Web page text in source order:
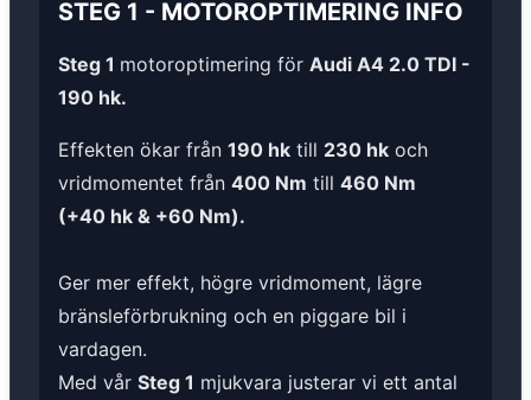
STEG 1 - MOTOROPTIMERING INFO
Steg 1 motoroptimering för Audi A4 2.0 TDI -
190 hk.
Effekten ökar från 190 hk till 230 hk och
vridmomentet från 400 Nm till 460 Nm
(+40 hk & +60 Nm).
Ger mer effekt, högre vridmoment, lägre
bränsleförbrukning och en piggare bil i
vardagen.
Med vår Steg 1 mjukvara justerar vi ett antal